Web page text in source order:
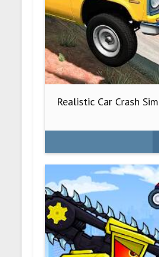
Realistic Car Crash